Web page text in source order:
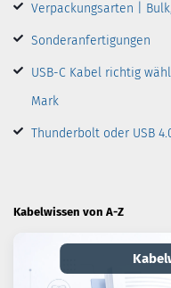
Verpackungsarten |
Sonderanfertigungen
USB-C Kabel richtig
Mark
Thunderbolt oder USB
Kabelwissen von A-Z